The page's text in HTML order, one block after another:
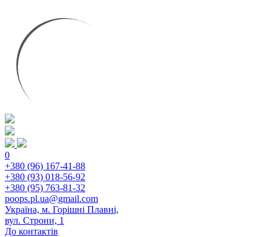
0
+380 (96) 167-41-88
+380 (93) 018-56-92
+380 (95) 763-81-32
poops.pl.ua@gmail.com
Україна, м. Горішні Плавні,
вул. Строни, 1
До контактів